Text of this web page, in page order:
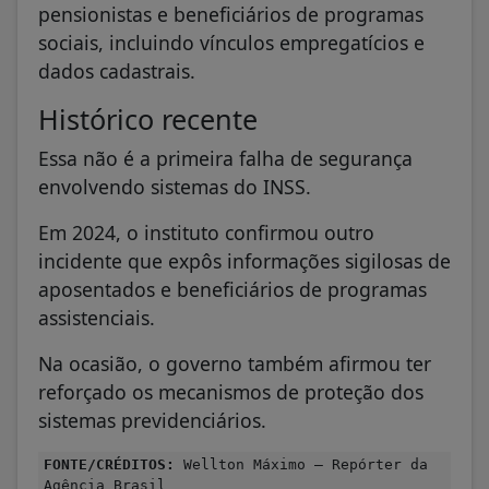
pensionistas e beneficiários de programas
sociais, incluindo vínculos empregatícios e
dados cadastrais.
Histórico recente
Essa não é a primeira falha de segurança
envolvendo sistemas do INSS.
Em 2024, o instituto confirmou outro
incidente que expôs informações sigilosas de
aposentados e beneficiários de programas
assistenciais.
Na ocasião, o governo também afirmou ter
reforçado os mecanismos de proteção dos
sistemas previdenciários.
FONTE/CRÉDITOS:
Wellton Máximo – Repórter da
Agência Brasil